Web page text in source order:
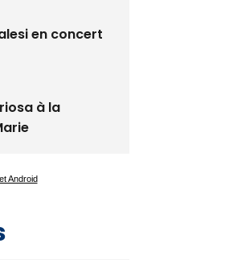
en concert
à la